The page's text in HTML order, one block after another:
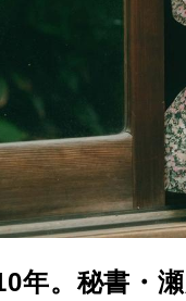
年。秘書・